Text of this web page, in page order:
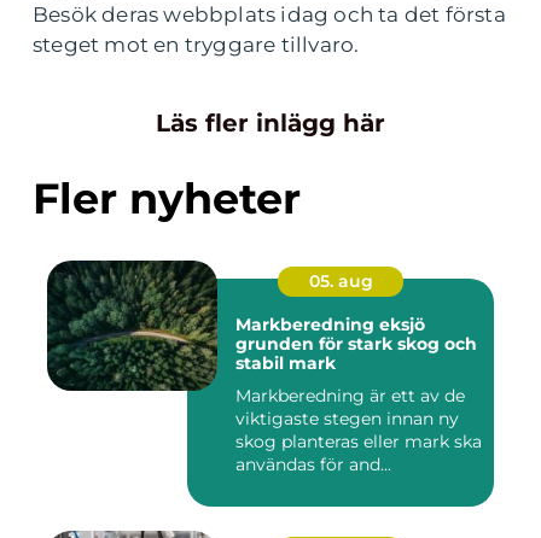
Besök deras webbplats idag och ta det första
steget mot en tryggare tillvaro.
Läs fler inlägg här
Fler nyheter
05. aug
Markberedning eksjö
grunden för stark skog och
stabil mark
Markberedning är ett av de
viktigaste stegen innan ny
skog planteras eller mark ska
användas för and...